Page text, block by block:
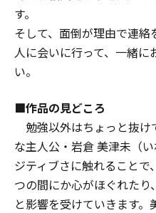
す。
そして、面倒が理由で連
人に会いに行って、一緒
い。
■作品の見どころ
勉強以外はちょっと抜け
な主人公・岩倉 美津未（
ジティブさに触れること
つの間にか心がほぐれたり
と影響を受けていきます